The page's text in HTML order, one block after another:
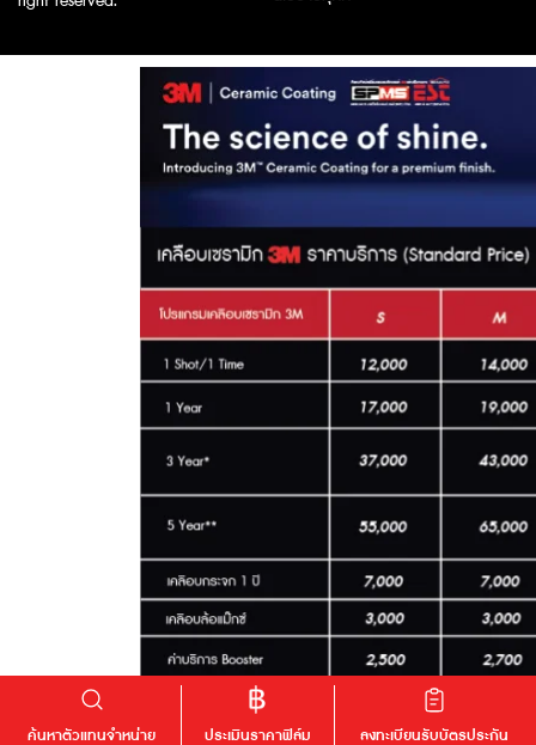
ค้นหาตัวแทนจำหน่าย ประเมินราคาฟิล์ม ลงทะเบียนรับบัตรประกัน